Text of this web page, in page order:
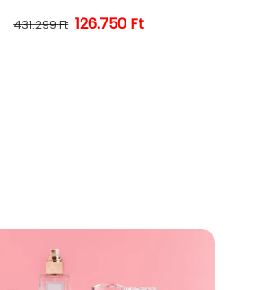
Normál ár
431.299 Ft Kedvezményes ár
126.750 Ft